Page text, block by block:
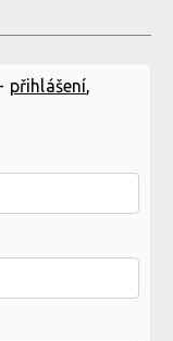
přihlášení,